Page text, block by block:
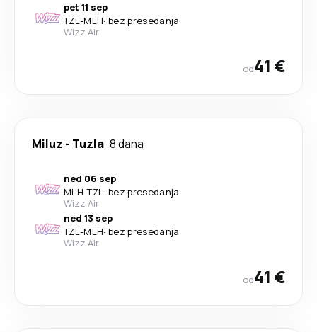
pet 11 sep
TZL-MLH· bez presedanja
Wizz Air
od41 €
Miluz - Tuzla 8 dana
ned 06 sep
MLH-TZL· bez presedanja
Wizz Air
ned 13 sep
TZL-MLH· bez presedanja
Wizz Air
od41 €